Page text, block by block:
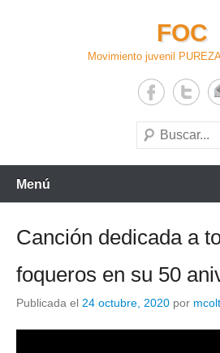
FOC
Movimiento juvenil
Buscar
Menú
Canción dedicada a
foqueros en su 50
Publicada el 24 octubre, 2020 por